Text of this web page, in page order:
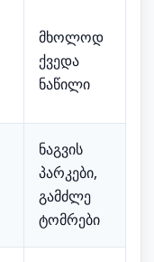
მხოლოდ
ქვედა
ნაწილი
ნაგვის
პარკები,
გამძლე
ტომრები